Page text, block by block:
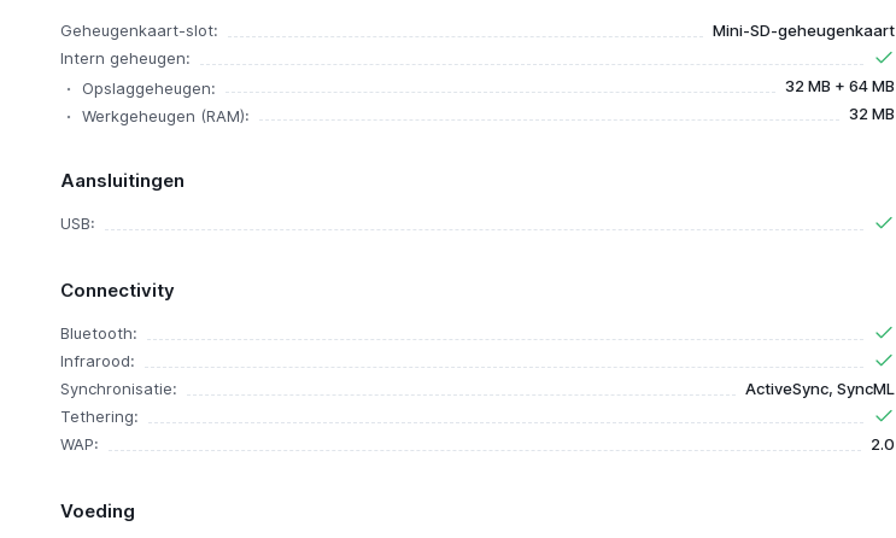
Geheugenkaart-slot:
Mini-SD-geheugenkaart
Intern geheugen:
Opslaggeheugen:
32 MB + 64 MB
Werkgeheugen (RAM):
32 MB
Aansluitingen
USB:
Connectivity
Bluetooth:
Infrarood:
Synchronisatie:
ActiveSync, SyncML
Tethering:
WAP:
2.0
Voeding